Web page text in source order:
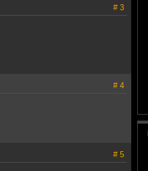
# 3
# 4
# 5